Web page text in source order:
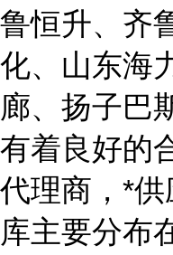
鲁恒升、齐
化、山东海
廊、扬子巴
有着良好的
代理商，*
库主要分布